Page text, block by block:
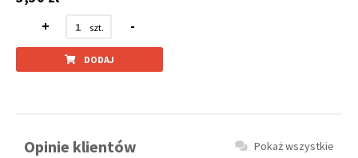
+
-
DODAJ
Opinie klientów Pokaż wszystkie